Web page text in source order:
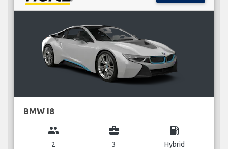
BMW I8
group
2
business_center
3
local_gas_station
Hybrid